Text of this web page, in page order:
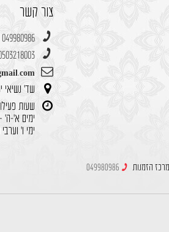
צור קשר
049980986
שד' נשיאי ישראל
שעות
ימים א'-ה' – 08:30-
ימי ו' וערבי חג –
מרכז הזמנות